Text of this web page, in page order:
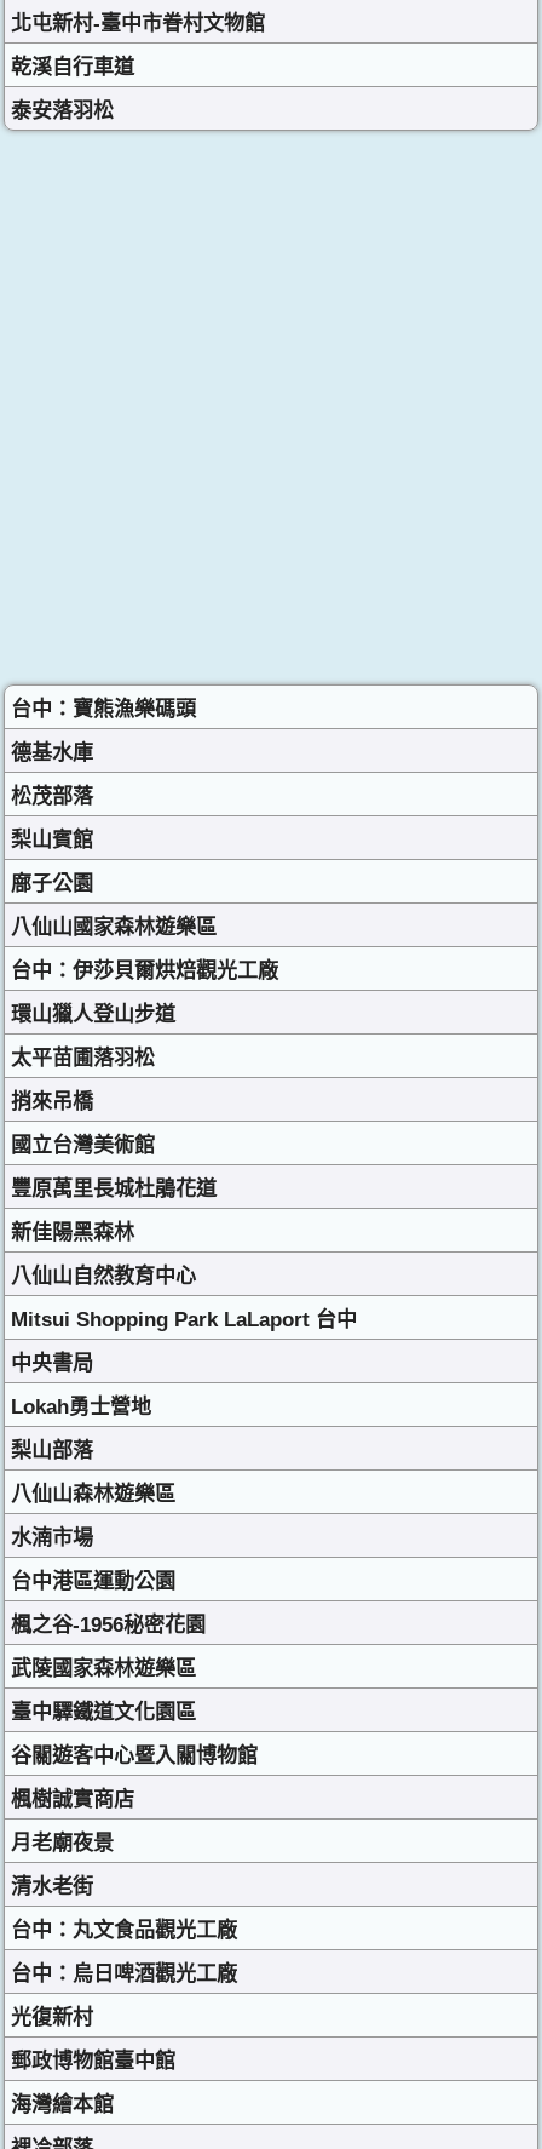
北屯新村-臺中市眷村文物館
乾溪自行車道
泰安落羽松
台中：寶熊漁樂碼頭
德基水庫
松茂部落
梨山賓館
廍子公園
八仙山國家森林遊樂區
台中：伊莎貝爾烘焙觀光工廠
環山獵人登山步道
太平苗圃落羽松
捎來吊橋
國立台灣美術館
豐原萬里長城杜鵑花道
新佳陽黑森林
八仙山自然教育中心
Mitsui Shopping Park LaLaport 台中
中央書局
Lokah勇士營地
梨山部落
八仙山森林遊樂區
水湳市場
台中港區運動公園
楓之谷-1956秘密花園
武陵國家森林遊樂區
臺中驛鐵道文化園區
谷關遊客中心暨入關博物館
楓樹誠實商店
月老廟夜景
清水老街
台中：丸文食品觀光工廠
台中：烏日啤酒觀光工廠
光復新村
郵政博物館臺中館
海灣繪本館